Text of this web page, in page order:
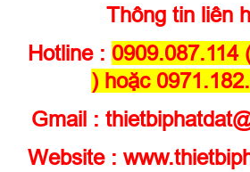
Thông tin liên
Hotline : 0909.087.114
) hoặc
Gmail :
Website :